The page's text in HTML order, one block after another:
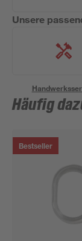
Unsere
Häufig
Bestseller